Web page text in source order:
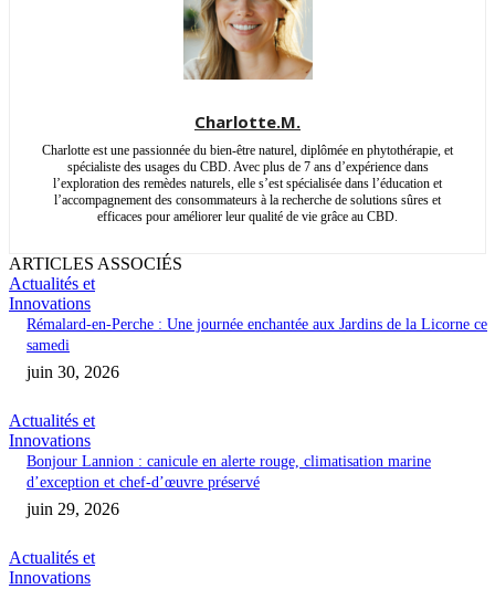
Charlotte.M.
Charlotte est une passionnée du bien-être naturel, diplômée en phytothérapie, et
spécialiste des usages du CBD. Avec plus de 7 ans d’expérience dans
l’exploration des remèdes naturels, elle s’est spécialisée dans l’éducation et
l’accompagnement des consommateurs à la recherche de solutions sûres et
efficaces pour améliorer leur qualité de vie grâce au CBD.
ARTICLES ASSOCIÉS
Actualités et
Innovations
Rémalard-en-Perche : Une journée enchantée aux Jardins de la Licorne ce
samedi
juin 30, 2026
Actualités et
Innovations
Bonjour Lannion : canicule en alerte rouge, climatisation marine
d’exception et chef-d’œuvre préservé
juin 29, 2026
Actualités et
Innovations